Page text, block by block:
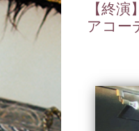
【終
アコー